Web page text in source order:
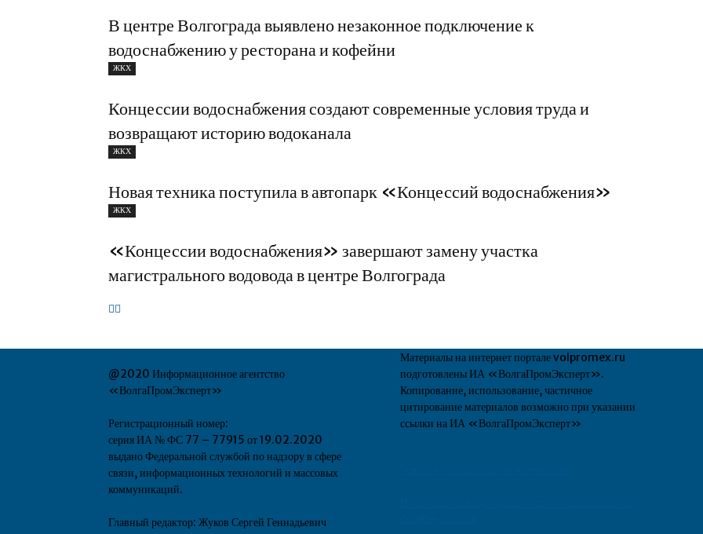
В центре Волгограда выявлено незаконное подключение к
водоснабжению у ресторана и кофейни
ЖКХ
Концессии водоснабжения создают современные условия труда и
возвращают историю водоканала
ЖКХ
Новая техника поступила в автопарк «Концессий водоснабжения»
ЖКХ
«Концессии водоснабжения» завершают замену участка
магистрального водовода в центре Волгограда
@2020 Информационное агентство
«ВолгаПромЭксперт»
Регистрационный номер:
серия ИА № ФС 77 – 77915 от 19.02.2020
выдано Федеральной службой по надзору в сфере
связи, информационных технологий и массовых
коммуникаций.
Главный редактор: Жуков Сергей Геннадьевич
Материалы на интернет портале volpromex.ru
подготовлены ИА «ВолгаПромЭксперт».
Копирование, использование, частичное
цитирование материалов возможно при указании
ссылки на ИА «ВолгаПромЭксперт»